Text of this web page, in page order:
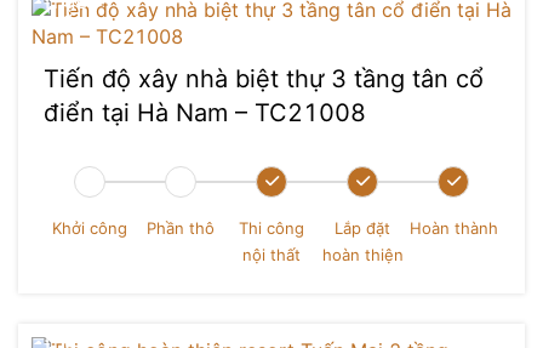
Tiến độ xây nhà biệt thự 3 tầng tân cổ
điển tại Hà Nam – TC21008
Khởi công Phần thô
Thi công
nội thất
Lắp đặt
hoàn thiện
Hoàn thành